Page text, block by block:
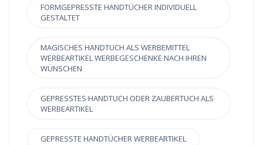
FORMGEPRESSTE HANDTÜCHER INDIVIDUELL
GESTALTET
MAGISCHES HANDTUCH ALS WERBEMITTEL
WERBEARTIKEL WERBEGESCHENKE NACH IHREN
WÜNSCHEN
GEPRESSTES HANDTUCH ODER ZAUBERTUCH ALS
WERBEARTIKEL
GEPRESSTE HANDTÜCHER WERBEARTIKEL